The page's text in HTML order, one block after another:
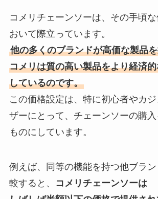
コメリチェーンソーは、その手頃
おいて際立っています。
他の多くのブランドが高価な製品
コメリは質の高い製品をより経済
しているのです。
この価格設定は、特に初心者やカ
ザーにとって、チェーンソーの購
ものにしています。
例えば、同等の機能を持つ他ブラ
較すると、
コメリチェーンソーは